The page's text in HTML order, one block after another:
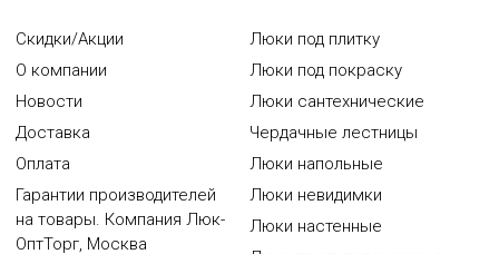
Скидки/Акции
О компании
Новости
Доставка
Оплата
Гарантии производителей
на товары. Компания Люк-
ОптТорг, Москва
Люки под плитку
Люки под покраску
Люки сантехнические
Чердачные лестницы
Люки напольные
Люки невидимки
Люки настенные